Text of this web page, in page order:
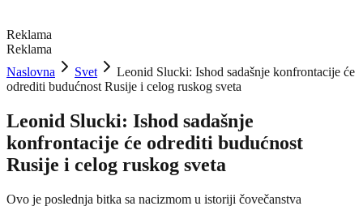
Reklama
Reklama
Naslovna
Svet
Leonid Slucki: Ishod sadašnje konfrontacije će
odrediti budućnost Rusije i celog ruskog sveta
Leonid Slucki: Ishod sadašnje
konfrontacije će odrediti budućnost
Rusije i celog ruskog sveta
Ovo je poslednja bitka sa nacizmom u istoriji čovečanstva